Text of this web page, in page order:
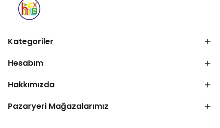
Kategoriler
Hesabım
Hakkımızda
Pazaryeri Mağazalarımız